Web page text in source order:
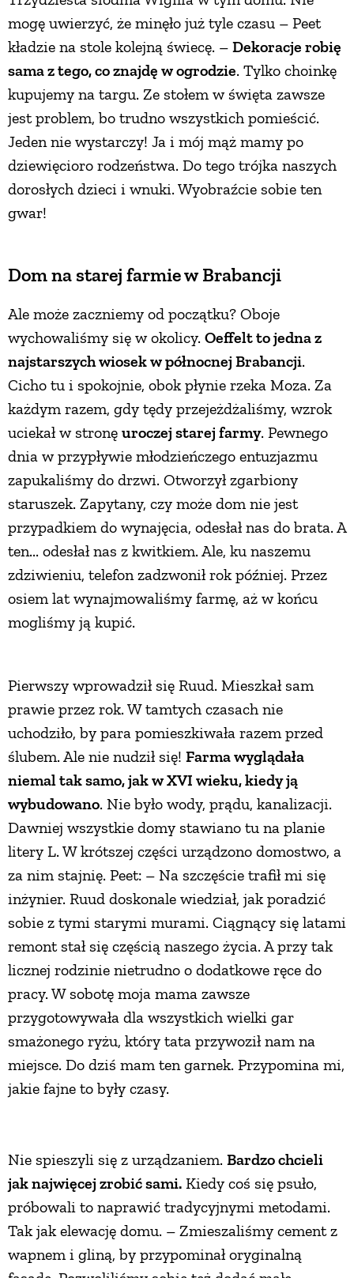
mogę uwierzyć, że minęło już tyle czasu – Peet
kładzie na stole kolejną świecę. – Dekoracje robię
sama z tego, co znajdę w ogrodzie. Tylko choinkę
kupujemy na targu. Ze stołem w święta zawsze
jest problem, bo trudno wszystkich pomieścić.
Jeden nie wystarczy! Ja i mój mąż mamy po
dziewięcioro rodzeństwa. Do tego trójka naszych
dorosłych dzieci i wnuki. Wyobraźcie sobie ten
gwar!
Dom na starej farmie w Brabancji
Ale może zaczniemy od początku? Oboje
wychowaliśmy się w okolicy. Oeffelt to jedna z
najstarszych wiosek w północnej Brabancji.
Cicho tu i spokojnie, obok płynie rzeka Moza. Za
każdym razem, gdy tędy przejeżdżaliśmy, wzrok
uciekał w stronę uroczej starej farmy. Pewnego
dnia w przypływie młodzieńczego entuzjazmu
zapukaliśmy do drzwi. Otworzył zgarbiony
staruszek. Zapytany, czy może dom nie jest
przypadkiem do wynajęcia, odesłał nas do brata. A
ten... odesłał nas z kwitkiem. Ale, ku naszemu
zdziwieniu, telefon zadzwonił rok później. Przez
osiem lat wynajmowaliśmy farmę, aż w końcu
mogliśmy ją kupić.
Pierwszy wprowadził się Ruud. Mieszkał sam
prawie przez rok. W tamtych czasach nie
uchodziło, by para pomieszkiwała razem przed
ślubem. Ale nie nudził się! Farma wyglądała
niemal tak samo, jak w XVI wieku, kiedy ją
wybudowano. Nie było wody, prądu, kanalizacji.
Dawniej wszystkie domy stawiano tu na planie
litery L. W krótszej części urządzono domostwo, a
za nim stajnię. Peet: – Na szczęście trafił mi się
inżynier. Ruud doskonale wiedział, jak poradzić
sobie z tymi starymi murami. Ciągnący się latami
remont stał się częścią naszego życia. A przy tak
licznej rodzinie nietrudno o dodatkowe ręce do
pracy. W sobotę moja mama zawsze
przygotowywała dla wszystkich wielki gar
smażonego ryżu, który tata przywoził nam na
miejsce. Do dziś mam ten garnek. Przypomina mi,
jakie fajne to były czasy.
Nie spieszyli się z urządzaniem. Bardzo chcieli
jak najwięcej zrobić sami. Kiedy coś się psuło,
próbowali to naprawić tradycyjnymi metodami.
Tak jak elewację domu. – Zmieszaliśmy cement z
wapnem i gliną, by przypominał oryginalną
ZUPY
DANIA GŁÓWNE
CIASTA I DESERY
DODATKI